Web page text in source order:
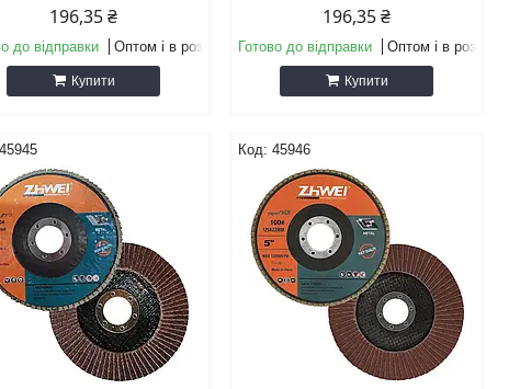
196,35 ₴
до відправки Оптом і в роздріб
Купити
196,35 ₴
Готово до відправки Оптом і в роздріб
Купити
45945 45946